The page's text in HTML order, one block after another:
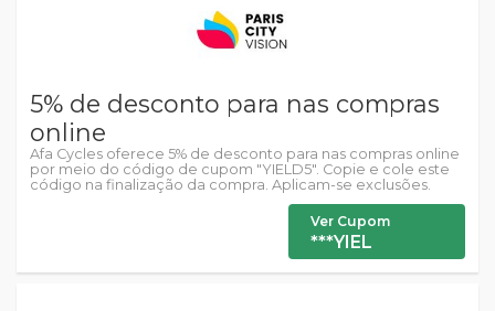
5% de desconto para nas compras
online
Afa Cycles oferece 5% de desconto para nas compras online
por meio do código de cupom "YIELD5". Copie e cole este
código na finalização da compra. Aplicam-se exclusões.
Ver Cupom
***YIEL